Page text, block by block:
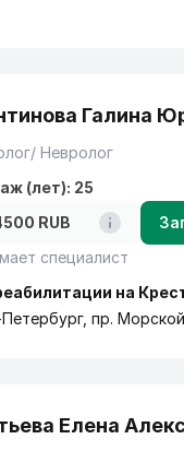
Галина
Невролог
(лет): 25
RUB
специалист
на
пр.
Елена